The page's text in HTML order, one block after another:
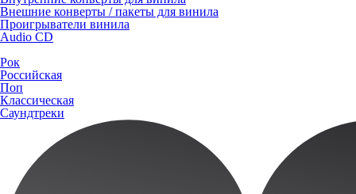
Внешние конверты / пакеты для винила
Проигрыватели винила
Audio CD
Рок
Российская
Поп
Классическая
Саундтреки